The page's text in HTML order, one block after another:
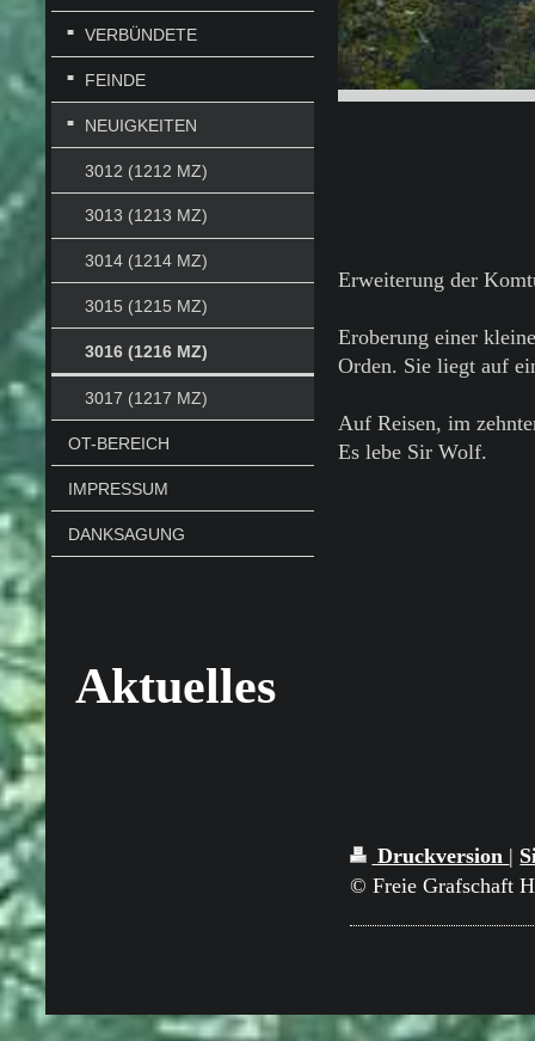
VERBÜNDETE
FEINDE
NEUIGKEITEN
3012 (1212 MZ)
3013 (1213 MZ)
3014 (1214 MZ)
3015 (1215 MZ)
3016 (1216 MZ)
3017 (1217 MZ)
OT-BEREICH
IMPRESSUM
DANKSAGUNG
Aktuelles
Erweiterung der
Eroberung einer
Orden. Sie liegt auf
Auf Reisen, im
Es lebe Sir Wolf.
Druckversion |
© Freie Grafschaft